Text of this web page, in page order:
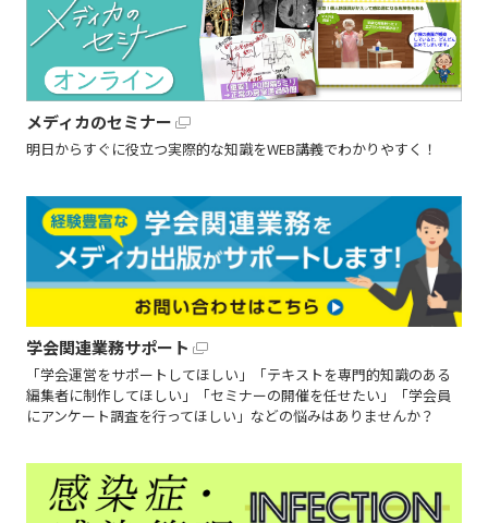
メディカのセミナー
明日からすぐに役立つ実際的な知識をWEB講義でわかりやすく！
学会関連業務サポート
「学会運営をサポートしてほしい」「テキストを専門的知識のある
編集者に制作してほしい」「セミナーの開催を任せたい」「学会員
にアンケート調査を行ってほしい」などの悩みはありませんか？